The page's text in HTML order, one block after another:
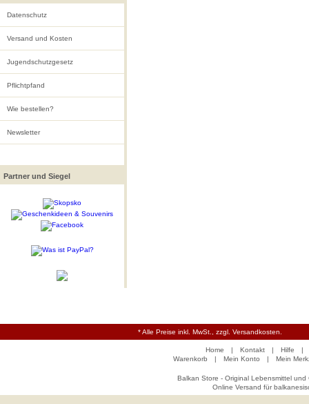
Datenschutz
Versand und Kosten
Jugendschutzgesetz
Pflichtpfand
Wie bestellen?
Newsletter
Partner und Siegel
* Alle Preise inkl. MwSt., zzgl. Versandkosten.
Home | Kontakt | Hilfe
|
Warenkorb
| Mein Konto | Mein
Balkan Store - Original Lebensmittel
Online Versand für